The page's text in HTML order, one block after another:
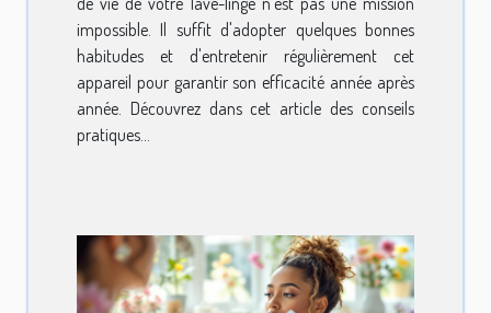
impossible. Il suffit d'adopter quelques bonnes
habitudes et d'entretenir régulièrement cet
appareil pour garantir son efficacité année après
année. Découvrez dans cet article des conseils
pratiques...